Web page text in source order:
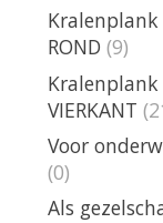
ROND (9)
VIERKANT
Voor
(0)
Als